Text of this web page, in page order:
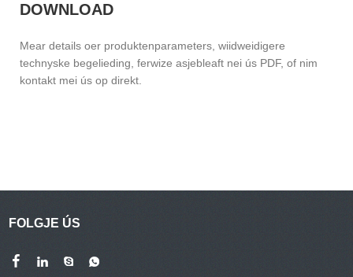
DOWNLOAD
Mear details oer produktenparameters, wiidweidigere
technyske begelieding, ferwize asjebleaft nei ús PDF, of nim
kontakt mei ús op direkt.
FOLGJE ÚS